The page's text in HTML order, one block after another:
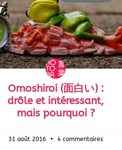
Omoshiroi (面白い) :
drôle et intéressant,
mais pourquoi ?
31 août 2016 4 commentaires